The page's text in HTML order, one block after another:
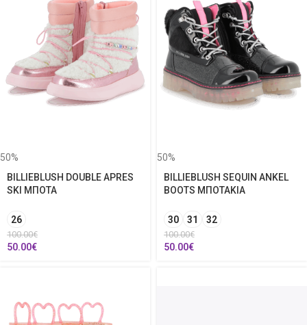
50%
BILLIEBLUSH DOUBLE APRES
SKI ΜΠΟΤΑ
26
100.00€
50.00€
50%
BILLIEBLUSH SEQUIN ANKEL
BOOTS ΜΠΟΤΑΚΙΑ
30 31 32
100.00€
50.00€